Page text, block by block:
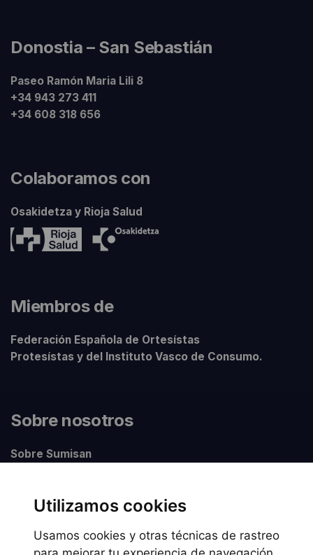
Utilizamos cookies
Usamos cookies y otras técnicas de rastreo
Donostia – San Sebastián
Paseo Ramón Maria Lili 8
+34 943 273 411
+34 608 318 656
Colaboramos con
Osakidetza y Rioja Salud
Miembros de
Federación Española de Ortesístas
Protesístas y del Instituto Vasco de Consumo.
Sobre nosotros
Sobre Sumisan
Información legal